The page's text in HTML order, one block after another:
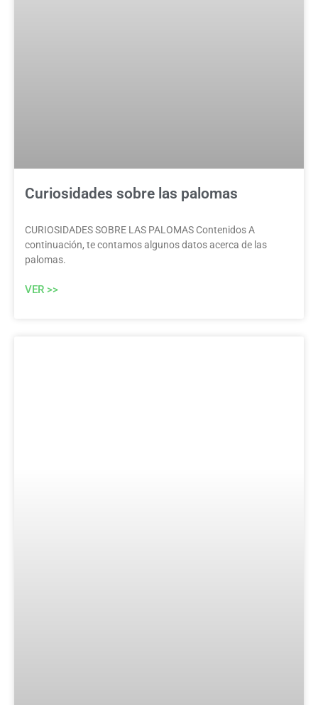
Curiosidades sobre las palomas
CURIOSIDADES SOBRE LAS PALOMAS Contenidos A
continuación, te contamos algunos datos acerca de las
palomas.
VER >>